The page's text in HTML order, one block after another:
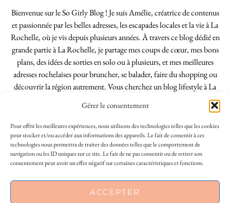
This site uses cookies to deliver its services
Gérer le consentement
Pour offrir les meilleures expériences, nous utilisons des technologies telles que les cookies
pour stocker et/ou accéder aux informations des appareils. Le fait de consentir à ces
technologies nous permettra de traiter des données telles que le comportement de
navigation ou les ID uniques sur ce site. Le fait de ne pas consentir ou de retirer son
consentement peut avoir un effet négatif sur certaines caractéristiques et fonctions.
ACCEPTER
Bienvenue sur le So Girly Blog ! Je suis Amélie, créatrice de contenus
et passionnée par les belles adresses, les escapades locales et la vie à La
Rochelle, où je vis depuis plusieurs années. À travers ce blog dédié en
grande partie à La Rochelle, je partage mes coups de cœur, mes bons
plans, des idées de sorties en solo ou à plusieurs, et mes meilleures
adresses rochelaises pour bruncher, se balader, faire du shopping ou
découvrir la région autrement. Vous cherchez un blog lifestyle à La
Rochelle, tenu par une locale ? Vous êtes au bon endroit. Que vous
soyez Rochelais·e ou de passage dans notre belle ville, j’espère que mes
articles vous aideront à profiter de La Rochelle comme un·e vrai·e
initié·e. !
FACEBOOK | 18200